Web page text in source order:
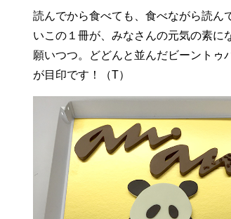
読んでから食べても、食べながら読ん
いこの１冊が、みなさんの元気の素に
願いつつ。どどんと並んだビーントゥ
が目印です！（T）